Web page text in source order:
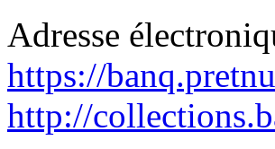
Adresse
https://
http://